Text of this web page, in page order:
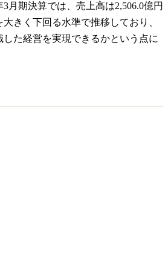
期決算では、売上高は2,506.0億円
きく下回る水準で推移しており、
た経営を実現できるかという点に